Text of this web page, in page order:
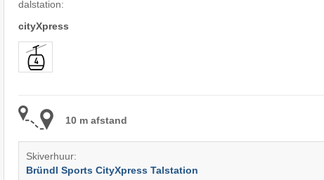
dalstation:
cityXpress
10 m afstand
Skiverhuur:
Bründl Sports CityXpress Talstation